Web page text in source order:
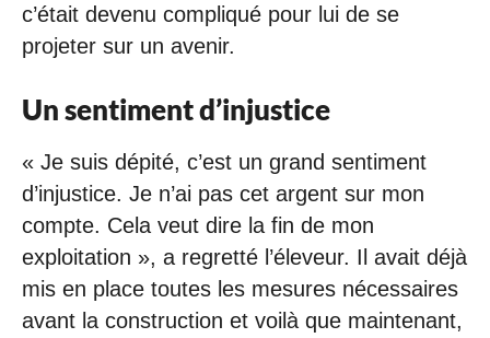
c’était devenu compliqué pour lui de se
projeter sur un avenir.
Un sentiment d’injustice
« Je suis dépité, c’est un grand sentiment
d’injustice. Je n’ai pas cet argent sur mon
compte. Cela veut dire la fin de mon
exploitation », a regretté l’éleveur. Il avait déjà
mis en place toutes les mesures nécessaires
avant la construction et voilà que maintenant,